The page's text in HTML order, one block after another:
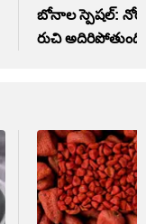
బోనాల స్పెషల్:
రుచి అదిరిపోతుంది!